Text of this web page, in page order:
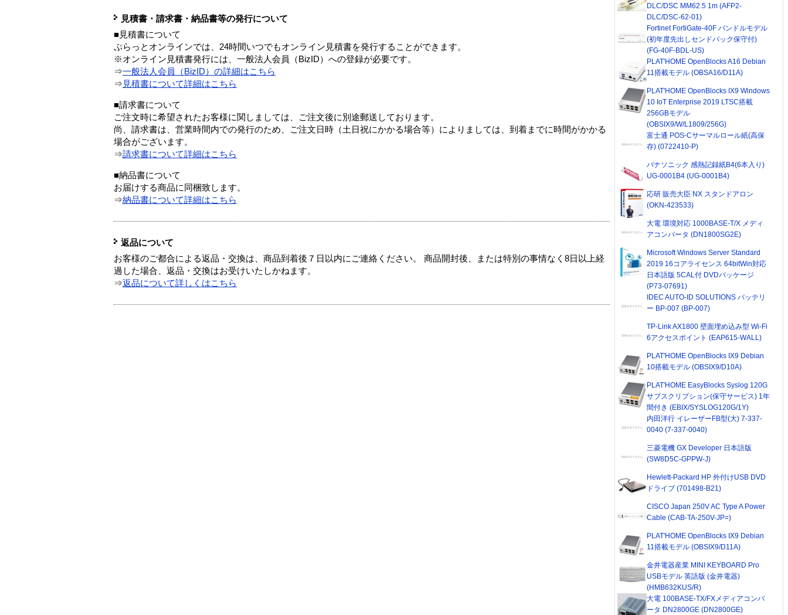
見積書・請求書・納品書等の発行について
■見積書について
ぷらっとオンラインでは、24時間いつでもオンライン見積書を発行することができます。
※オンライン見積書発行には、一般法人会員（BizID）への登録が必要です。
⇒一般法人会員（BizID）の詳細はこちら
⇒ 見積書について詳細はこちら
■請求書について
ご注文時に希望されたお客様に関しましては、ご注文後に別途郵送しております。
尚、請求書は、営業時間内での発行のため、ご注文日時（土日祝にかかる場合等）によりましては、到着までに時間がかかる
場合がございます。
⇒請求書について詳細はこちら
■納品書について
お届けする商品に同梱致します。
⇒納品書について詳細はこちら
返品について
お客様のご都合による返品・交換は、商品到着後７日以内にご連絡ください。 商品開封後、または特別の事情なく8日以上経
過した場合、返品・交換はお受けいたしかねます。
⇒返品について詳しくはこちら
DLC/DSC MM62.5 1m (AFP2-
DLC/DSC-62-01)
Fortinet FortiGate-40F バンドルモデル
(初年度先出しセンドバック保守付)
(FG-40F-BDL-US)
PLAT'HOME OpenBlocks A16 Debian
11搭載モデル (OBSA16/D11A)
PLAT'HOME OpenBlocks IX9 Windows
10 IoT Enterprise 2019 LTSC搭載
256GBモデル
(OBSIX9/W/L1809/256G)
富士通 POS-Cサーマルロール紙(高保
存) (0722410-P)
パナソニック 感熱記録紙B4(6本入り)
UG-0001B4 (UG-0001B4)
応研 販売大臣 NX スタンドアロン
(OKN-423533)
大電 環境対応 1000BASE-T/X メディ
アコンバータ (DN1800SG2E)
Microsoft Windows Server Standard
2019 16コアライセンス 64bitWin対応
日本語版 5CAL付 DVDパッケージ
(P73-07691)
IDEC AUTO-ID SOLUTIONS バッテリ
ー BP-007 (BP-007)
TP-Link AX1800 壁面埋め込み型 Wi-Fi
6アクセスポイント (EAP615-WALL)
PLAT'HOME OpenBlocks IX9 Debian
10搭載モデル (OBSIX9/D10A)
PLAT'HOME EasyBlocks Syslog 120G
サブスクリプション(保守サービス) 1年
間付き (EBIX/SYSLOG120G/1Y)
内田洋行 イレーザーFB型(大) 7-337-
0040 (7-337-0040)
三菱電機 GX Developer 日本語版
(SW8D5C-GPPW-J)
Hewlett-Packard HP 外付けUSB DVD
ドライブ (701498-B21)
CISCO Japan 250V AC Type A Power
Cable (CAB-TA-250V-JP=)
PLAT'HOME OpenBlocks IX9 Debian
11搭載モデル (OBSIX9/D11A)
金井電器産業 MINI KEYBOARD Pro
USBモデル 英語版 (金井電器)
(HMB632KUS/R)
大電 100BASE-TX/FXメディアコンバ
ータ DN2800GE (DN2800GE)